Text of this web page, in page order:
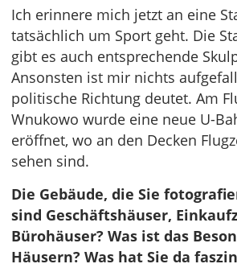
Ich erinnere mich jetzt an eine
tatsächlich um Sport geht. Die
gibt es auch entsprechende
Ansonsten ist mir nichts
politische Richtung deutet. Am
Wnukowo wurde eine neue U-
eröffnet, wo an den Decken
sehen sind.
Die Gebäude, die Sie
sind Geschäftshäuser,
Bürohäuser? Was ist das
Häusern? Was hat Sie da